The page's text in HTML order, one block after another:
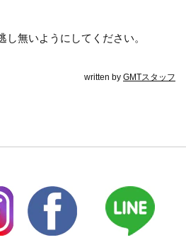
し無いようにしてください。
written by GMTスタッフ